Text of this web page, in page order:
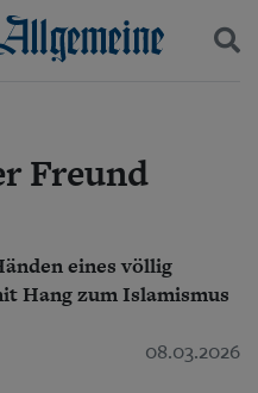
Freund
eines völlig
Hang zum Islamismus
08.03.2026